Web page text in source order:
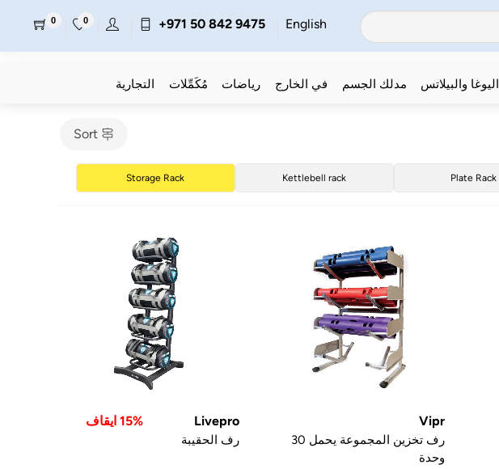
English
+971 50 842 9475
0
0
اليوغا والبيلاتس مدلك الجسم في الخارج رياضات مُكَمِّلات التجارية
Sort
Plate Rack
Kettlebell rack
Storage Rack
Vipr
رف تخزين المجموعة يحمل 30
وحدة
Livepro 15% ايقاف
رف الحقيبة